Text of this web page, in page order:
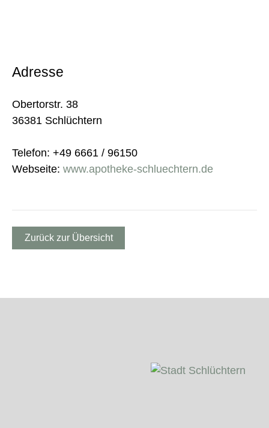
Adresse
Obertorstr. 38
36381 Schlüchtern
Telefon: +49 6661 / 96150
Webseite: www.apotheke-schluechtern.de
Zurück zur Übersicht